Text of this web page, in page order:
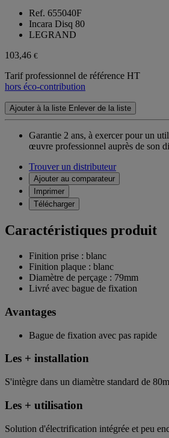
Ref. 655040F
Incara Disq 80
LEGRAND
103,46 €
Tarif professionnel de référence HT
hors éco-contribution
Ajouter à la liste Enlever de la liste
Garantie 2 ans, à exercer pour un
œuvre professionnel auprès de son
Trouver un distributeur
Ajouter au comparateur
Imprimer
Télécharger
Caractéristiques produit
Finition prise : blanc
Finition plaque : blanc
Diamètre de perçage : 79mm
Livré avec bague de fixation
Avantages
Bague de fixation avec pas rapide
Les + installation
S'intègre dans un diamètre standard de
Les + utilisation
Solution d'électrification intégrée et peu